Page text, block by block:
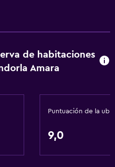
de habitaciones
Amara
Puntuación de la
9,0